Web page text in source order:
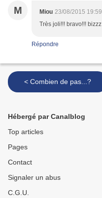
M Miou 23/08/2015 19:59
Très joli!!! bravo!!! bizzz
Répondre
< Combien de pas...?
Hébergé par Canalblog
Top articles
Pages
Contact
Signaler un abus
C.G.U.